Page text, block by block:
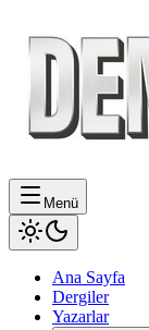
Menü
Ana Sayfa
Dergiler
Yazarlar